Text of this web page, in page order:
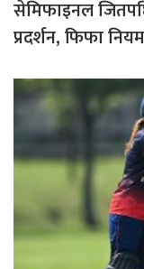
सेमिफाइनल जितपछि
प्रदर्शन, फिफा